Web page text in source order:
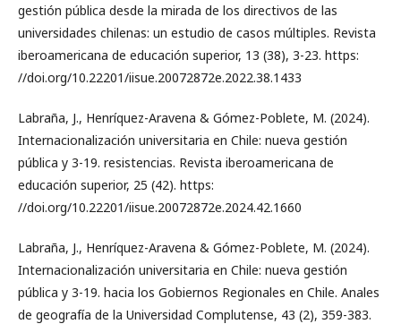
gestión pública desde la mirada de los directivos de las
universidades chilenas: un estudio de casos múltiples. Revista
iberoamericana de educación superior, 13 (38), 3-23. https:
//doi.org/10.22201/iisue.20072872e.2022.38.1433
Labraña, J., Henríquez-Aravena & Gómez-Poblete, M. (2024).
Internacionalización universitaria en Chile: nueva gestión
pública y 3-19. resistencias. Revista iberoamericana de
educación superior, 25 (42). https:
//doi.org/10.22201/iisue.20072872e.2024.42.1660
Labraña, J., Henríquez-Aravena & Gómez-Poblete, M. (2024).
Internacionalización universitaria en Chile: nueva gestión
pública y 3-19. hacia los Gobiernos Regionales en Chile. Anales
de geografía de la Universidad Complutense, 43 (2), 359-383.